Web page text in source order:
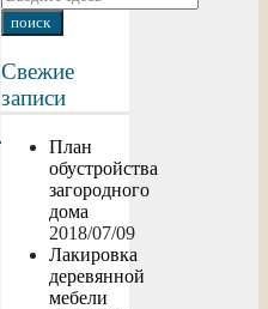
Свежие
записи
План
обустройства
загородного
дома
2018/07/09
Лакировка
деревянной
мебели